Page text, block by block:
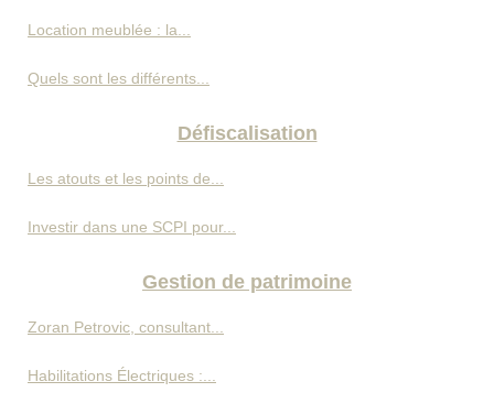
Location meublée : la...
Quels sont les différents...
Défiscalisation
Les atouts et les points de...
Investir dans une SCPI pour...
Gestion de patrimoine
Zoran Petrovic, consultant...
Habilitations Électriques :...